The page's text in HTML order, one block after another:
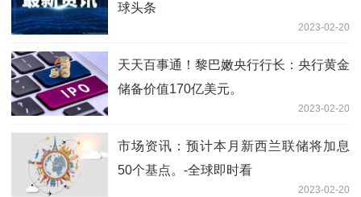
球头条
2023-02-20
天天百事通！黎巴嫩央行行长：央行黄金
储备价值170亿美元。
2023-02-20
市场资讯：预计本月新西兰联储将加息
50个基点。-全球即时看
2023-02-20